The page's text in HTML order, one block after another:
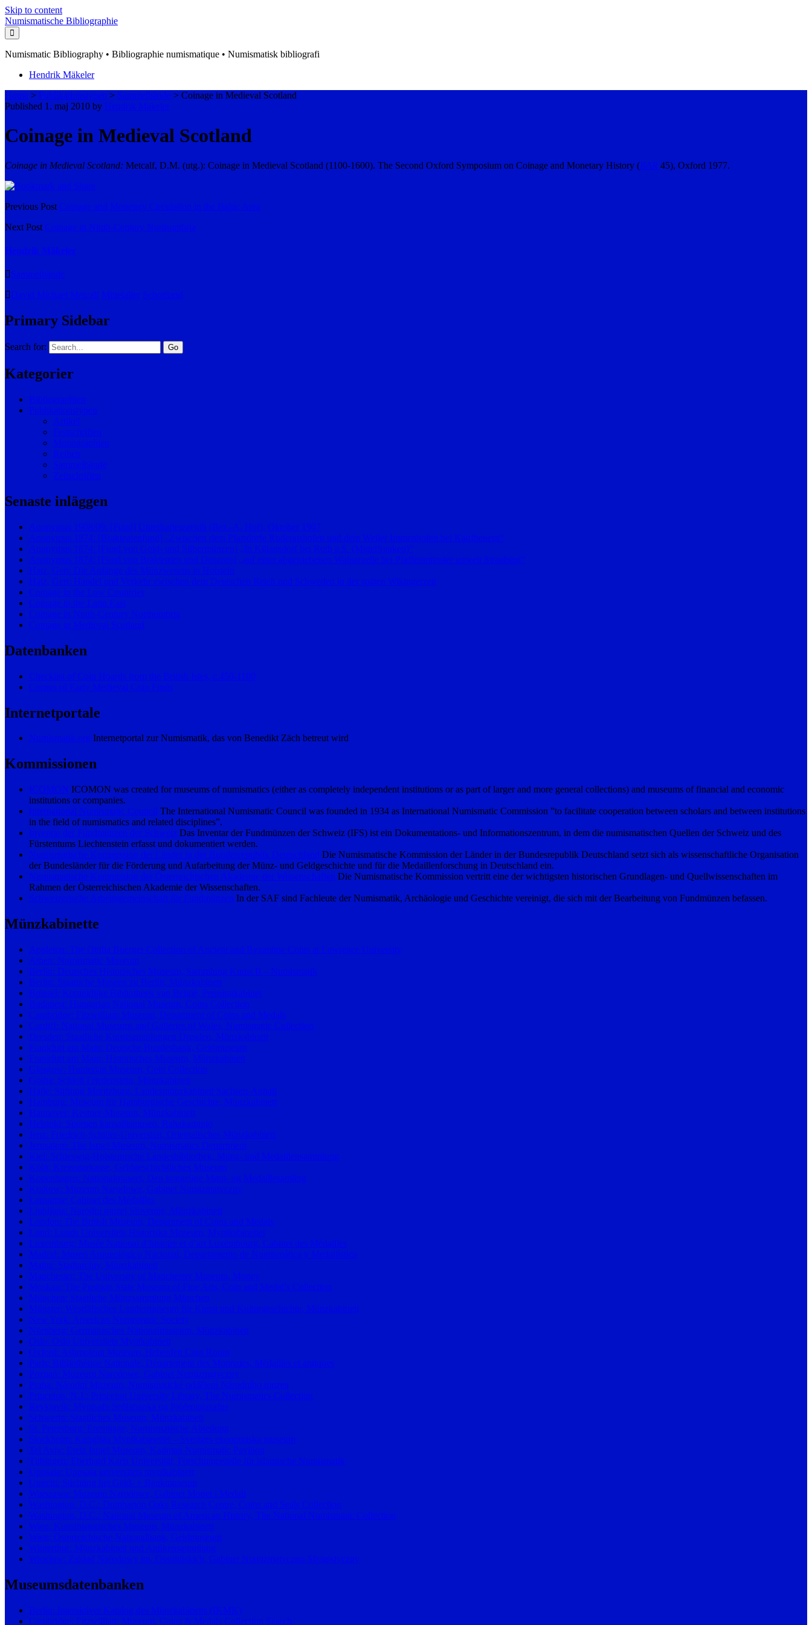
Skip to content
Numismatische Bibliographie
Numismatic Bibliography • Bibliographie numismatique • Numismatisk bibliografi
Hendrik Mäkeler
Home > Publikationstypen > Sammelbände > Coinage in Medieval Scotland
Published 1. maj 2010 by Hendrik Mäkeler
Coinage in Medieval Scotland
Coinage in Medieval Scotland: Metcalf, D.M. (utg.): Coinage in Medieval Scotland (1100-1600). The Second Oxford Symposium on Coinage and Monetary History (BAR 45), Oxford 1977.
Previous Post Coinage and Monetary Circulation in the Baltic Area
Next Post Coinage in Ninth-Century Northumbria
Hendrik Mäkeler
Sammelbände
David Michael Metcalf Mittelalter Schottland
Primary Sidebar
Search for:
Kategorier
Bibliographien
Publikationstypen
Artikel
Festschriften
Monographien
Reihen
Sammelbände
Zeitschriften
Senaste inläggen
Anonymus 1908/09: [Fund] Unterhartensreuth (Bez.-A. Hof), Oktober 1907
Anonymus 1874: [Brakteatenfund] „Zwischen dem Pfarrdorfe Ruderatshofen und dem Weiler Immenhofen bei Kaufbeuern“
Anonymus 1874: [Fund von Gold- und Silbermünzen] „In Kiliansdorf bei Roth a.S. (Mittelfranken)“
Anonymus 1874: [Fund von Brakteaten und Denaren] „auf einer abgetriebenen Walparzelle bei Pfaffenmünster unweit Straubing“
Hatz, Gert: Die Anfänge des Münzwesens in Holstein
Hatz, Gert: Handel und Verkehr zwischen dem Deutschen Reich und Schweden in der späten Wikingerzeit
Coinage in the Low Countries
Coinage in the Latin East
Coinage in Ninth-Century Northumbria
Coinage in Medieval Scotland
Datenbanken
Checklist of Coin Hoards from the British Isles, c.450-1180
Corpus of Early Medieval Coin Finds
Internetportale
Numismatik.org Internetportal zur Numismatik, das von Benedikt Zäch betreut wird
Kommissionen
ICOMON ICOMON was created for museums of numismatics (either as completely independent institutions or as part of larger and more general collections) and museums of financial and economic
institutions or companies.
International Numismatic Council The International Numismatic Council was founded in 1934 as International Numismatic Commission ”to facilitate cooperation between scholars and between institutions
in the field of numismatics and related disciplines”.
Inventar der Fundmünzen der Schweiz Das Inventar der Fundmünzen der Schweiz (IFS) ist ein Dokumentations- und Informationszentrum, in dem die numismatischen Quellen der Schweiz und des
Fürstentums Liechtenstein erfasst und dokumentiert werden.
Numismatische Kommission der Länder in der Bundesrepublik Deutschland Die Numismatische Kommission der Länder in der Bundesrepublik Deutschland setzt sich als wissenschaftliche Organisation
der Bundesländer für die Förderung und Aufarbeitung der Münz- und Geldgeschichte und für die Medaillenforschung in Deutschland ein.
Numismatische Kommission der Österreichischen Akademie der Wissenschaften Die Numismatische Kommission vertritt eine der wichtigsten historischen Grundlagen- und Quellwissenschaften im
Rahmen der Österreichischen Akademie der Wissenschaften.
Schweizerische Arbeitsgemeinschaft für Fundmünzen In der SAF sind Fachleute der Numismatik, Archäologie und Geschichte vereinigt, die sich mit der Bearbeitung von Fundmünzen befassen.
Münzkabinette
Appleton: The Ottilia Buerger Collection of Ancient and Byzantine Coins at Lawrence University
Athen: Numismatic Museum
Berlin: Deutsches Historisches Museum, Sammlung Kunst II – Numismatik
Berlin: Staatliche Museen zu Berlin, Münzkabinett
Brüssel: Koninklijke Bibliotheek van België, Penningkabinet
Budapest: Hungarian National Museum, Coins Collection
Cambridge: Fitzwilliam Museum, Department of Coins and Medals
Cardiff: National Museums and Galleries of Wales, Numismatic Collection
Dresden: Staatliche Kunstsammlungen Dresden, Münzkabinett
Frankfurt am Main: Deutsche Bundesbank, Geldmuseum
Frankfurt am Main: Historisches Museum, Münzkabinett
Glasgow: Hunterian Museum, Coin Collection
Gotha: Schloß Friedenstein, Münzkabinett
Halle: Stiftung Moritzburg, Landesmünzkabinett Sachsen-Anhalt
Hamburg: Museum für Hamburgische Geschichte, Münzkabinett
Hannover: Kestner-Museum, Münzkabinett
Helsinki: Suomen kansallismuseo, Rahakammio
Jena: Friedrich-Schiller-Universität, Orientalisches Münzkabinett
Jerusalem: The Israel Museum, Numismatics Department
Kiel: Schleswig-Holsteinische Landesbibliothek, Münz- und Medaillensammlung
Köln: Kreissparkasse, Geldgeschichtliches Museum
Kopenhagen: Nationalmuseet, Den kongelige Mønt- og Medaillesamling
Krakow: Muzeum Narodowe, Gabinet Numizmatyczny
Lausanne: Cabinet des Médailles
Ljubljana: Narodni muzej Slovenije, Münzkabinett
London: The British Museum, Department of Coins and Medals
Lund: Lunds Universitets Historiska Museum, Myntkabinettet
Luxemburg: Musée National d’histoire et d’art Luxembourg, Cabinet des Médailles
Madrid: Museo Arqueológico Nacional, Departamento de Numismática y Medallística
Mainz: Stadtarchiv, Münzkabinett
Manchester: The University of Manchester Museum, Money
Moskau: The Pushkin State Museum of Fine Arts, Coin and Medal’s Collection
München: Staatliche Münzsammlung München
Münster: Westfälisches Landesmuseum für Kunst und Kulturgeschichte, Münzkabinett
New York: American Numismatic Society
Nürnberg: Germanisches Nationalmuseum, Münzkabinett
Oslo: Oslo Universitets Myntkabinett
Oxford: Ashmolean Museum, Heberden Coin Room
Paris: Bibliothèque Nationale, Département des Monnaies, Médailles et antiques
Poznań: Muzeum Narodowe, Gabinet Numizmatyczny
Praha: Národní Muzeum, Numismatické oddělení Národního muzea
Princeton, N.J.: Princeton University Library, The Numismatics Collection
Reykjavík: Myntsafn Seðlabanka og Þjóðminjasafns
Schwerin: Staatliches Museum, Münzkabinett
St. Petersburg: Eremitage, Numismatische Abteilung
Stockholm: Kungliga Myntkabinettet – Sveriges ekonomiska museum
Tel Aviv: Eretz Israel Museum, Kadman Numismatic Pavilion
Tübingen: Eberhard Karls Universität, Forschungsstelle für islamische Numismatik
Uppsala: Uppsala universitets myntkabinett
Utrecht: Stichting het Geld- + Bankmuseum
Warszawa: Muzeum Narodowe, Gabinet Monet i Medali
Washington, D.C.: Dumbarton Oaks Research Centre, Coins and Seals Collection
Washington, D.C.: National Museum of American History, The National Numismatic Collection
Wien: Kunsthistorisches Museum, Münzkabinett
Wien: Österreichische Nationalbank, Geldmuseum
Winterthur: Münzkabinett und Antikensammlung
Wrocław: Zakład Narodowy im. Ossolińskich, Gabinet Numizmatyczno-Sfragistyczny
Museumsdatenbanken
Berlin: Interaktiver Katalog des Münzkabinetts (IKMK)
Cambridge: Fitzwilliam Museum, Coins & Medals Collection Search